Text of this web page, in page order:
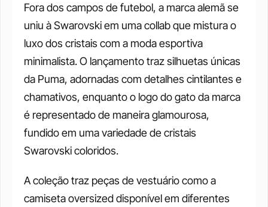
Fora dos campos de futebol, a marca alemã se
uniu à Swarovski em uma collab que mistura o
luxo dos cristais com a moda esportiva
minimalista. O lançamento traz silhuetas únicas
da Puma, adornadas com detalhes cintilantes e
chamativos, enquanto o logo do gato da marca
é representado de maneira glamourosa,
fundido em uma variedade de cristais
Swarovski coloridos.
A coleção traz peças de vestuário como a
camiseta oversized disponível em diferentes